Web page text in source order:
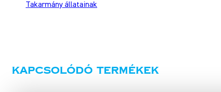
Takarmány állatainak
Kapcsolódó termékek